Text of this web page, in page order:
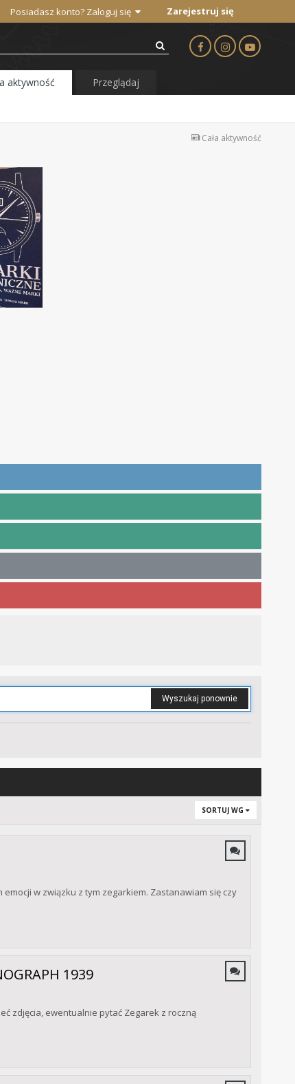
Posiadasz konto? Zaloguj się Zarejestruj się
aktywność Przeglądaj
Cała aktywność
Wyszukaj ponownie
SORTUJ WG
w związku z tym zegarkiem. Zastanawiam się czy
1939
zdjęcia, ewentualnie pytać Zegarek z roczną